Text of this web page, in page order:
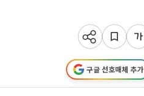
구글 선호매체 추가